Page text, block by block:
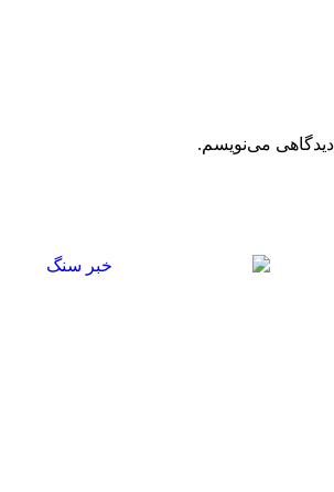
دیدگاهی می‌نویسم.